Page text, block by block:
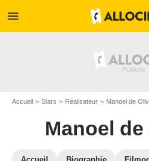
menu
Accueil Stars Réalisateur Manoel de
Manoel